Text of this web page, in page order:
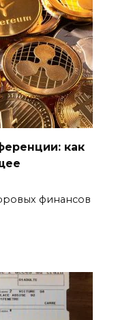
как
финансов